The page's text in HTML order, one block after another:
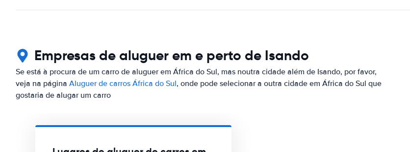
Empresas de aluguer em e perto de Isando
Se está à procura de um carro de aluguer em África do Sul, mas noutra cidade além de Isando, por favor,
veja na página Aluguer de carros África do Sul, onde pode selecionar a outra cidade em África do Sul que
gostaria de alugar um carro